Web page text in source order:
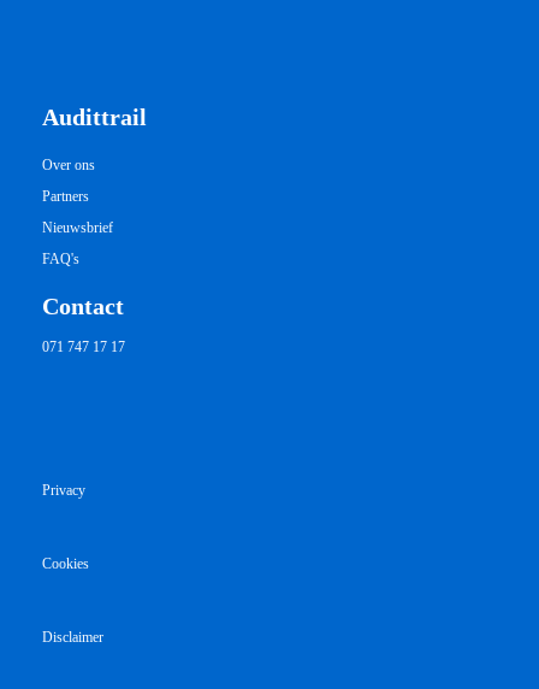
Audittrail
Over ons
Partners
Nieuwsbrief
FAQ's
Contact
071 747 17 17
Privacy
Cookies
Disclaimer